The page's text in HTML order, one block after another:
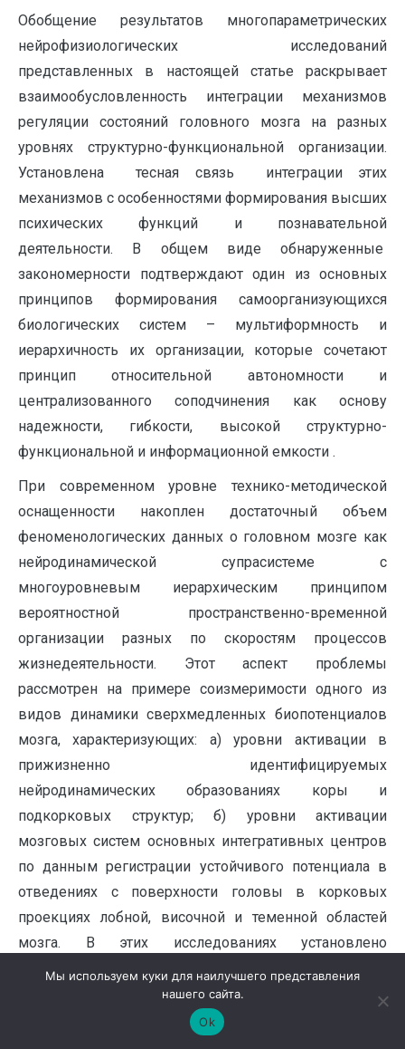
Обобщение результатов многопараметрических
нейрофизиологических исследований
представленных в настоящей статье раскрывает
взаимообусловленность интеграции механизмов
регуляции состояний головного мозга на разных
уровнях структурно-функциональной организации.
Установлена тесная связь интеграции этих
механизмов с особенностями формирования высших
психических функций и познавательной
деятельности. В общем виде обнаруженные
закономерности подтверждают один из основных
принципов формирования самоорганизующихся
биологических систем – мультиформность и
иерархичность их организации, которые сочетают
принцип относительной автономности и
централизованного соподчинения как основу
надежности, гибкости, высокой структурно-
функциональной и информационной емкости .
При современном уровне технико-методической
оснащенности накоплен достаточный объем
феноменологических данных о головном мозге как
нейродинамической супрасистеме с
многоуровневым иерархическим принципом
вероятностной пространственно-временной
организации разных по скоростям процессов
жизнедеятельности. Этот аспект проблемы
рассмотрен на примере соизмеримости одного из
видов динамики сверхмедленных биопотенциалов
мозга, характеризующих: а) уровни активации в
прижизненно идентифицируемых
нейродинамических образованиях коры и
подкорковых структур; б) уровни активации
мозговых систем основных интегративных центров
по данным регистрации устойчивого потенциала в
отведениях с поверхности головы в корковых
проекциях лобной, височной и теменной областей
мозга. В этих исследованиях установлено
существенное различие информационного
содержания выше указанных интегральных
Мы используем куки для наилучшего представления
нашего сайта.
Ok